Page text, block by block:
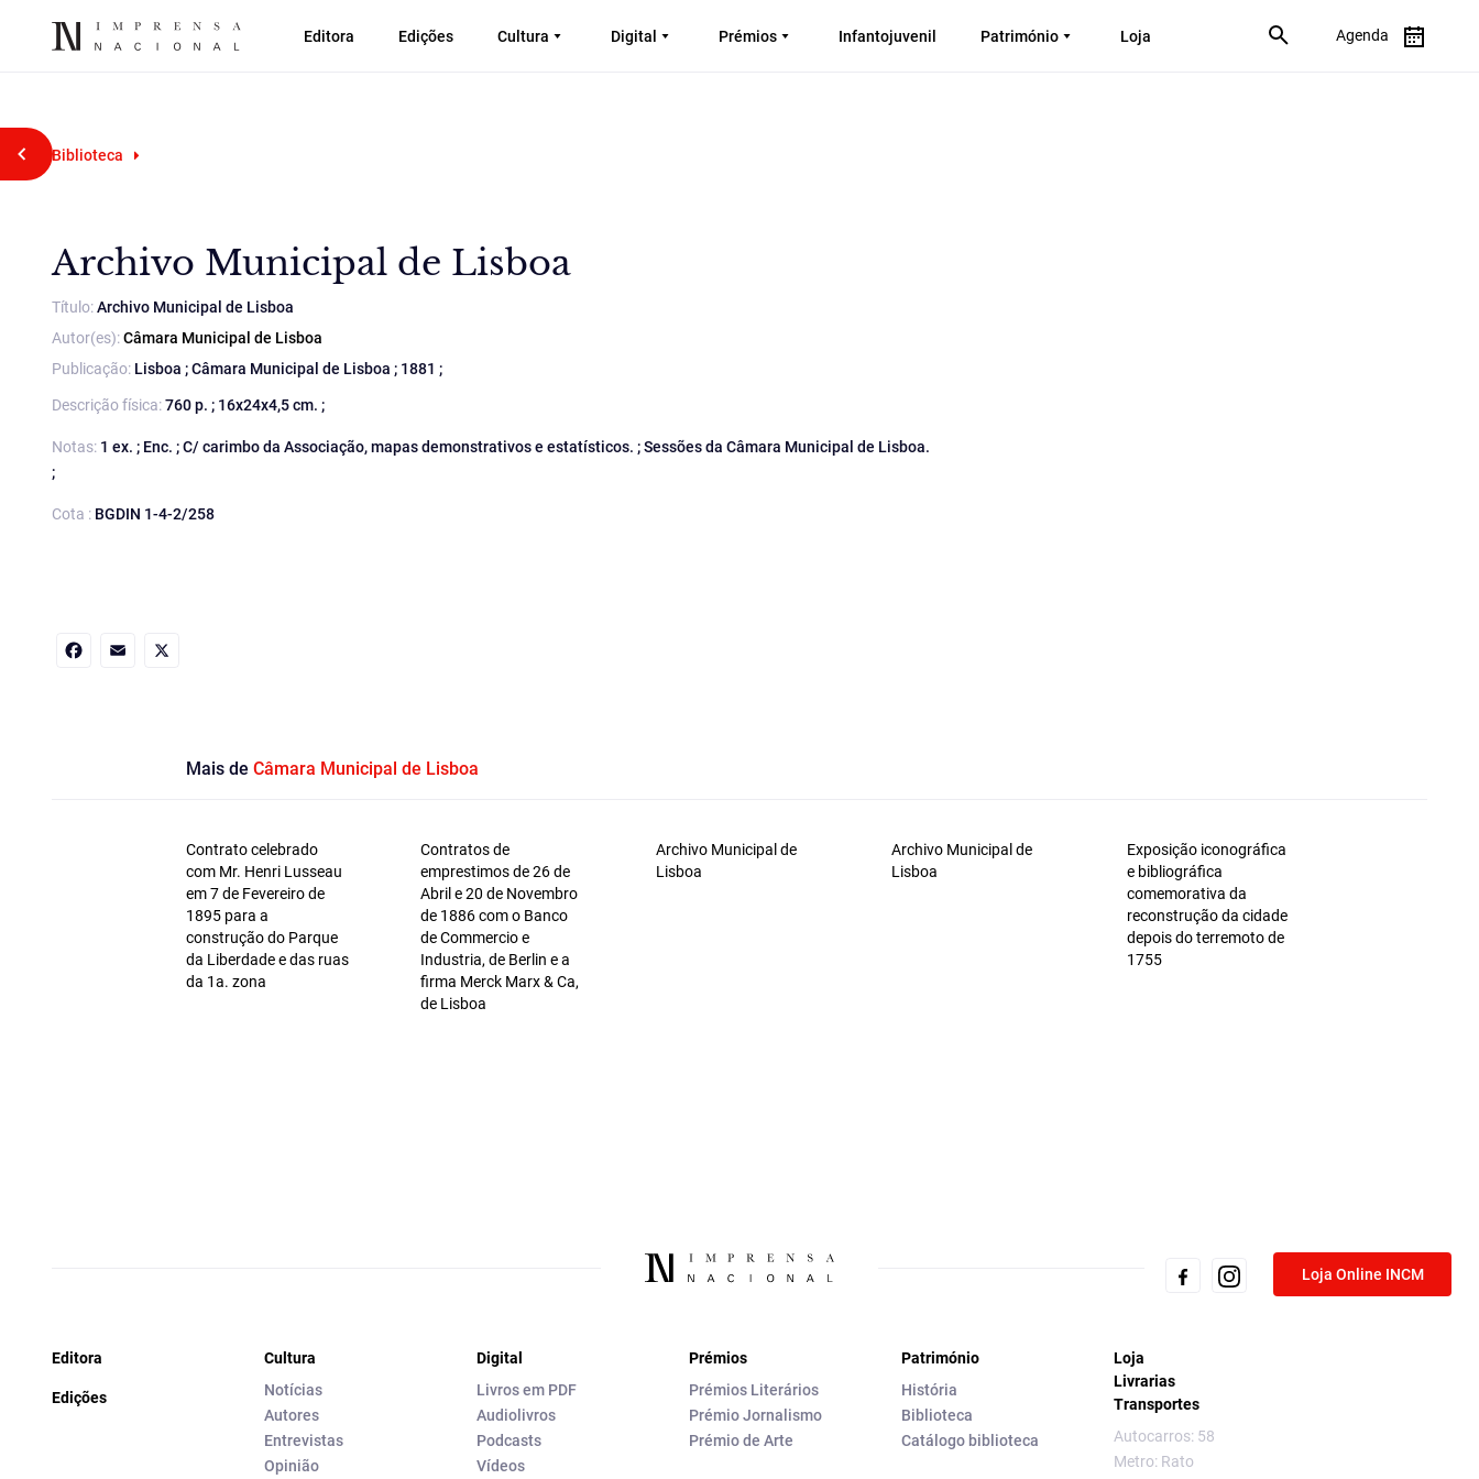
Editora Edições Cultura Digital Prémios Infantojuvenil Património Loja Agenda
Voltar atrás
Biblioteca
Archivo Municipal de Lisboa
Título:Archivo Municipal de Lisboa
Autor(es):Câmara Municipal de Lisboa
Publicação: Lisboa ; Câmara Municipal de Lisboa ; 1881 ;
Descrição física:760 p. ; 16x24x4,5 cm. ;
Notas: 1 ex. ; Enc. ; C/ carimbo da Associação, mapas demonstrativos e estatísticos. ; Sessões da Câmara Municipal de Lisboa.
;
Cota : BGDIN 1-4-2/258
Mais de Câmara Municipal de Lisboa
Contrato celebrado
com Mr. Henri Lusseau
em 7 de Fevereiro de
1895 para a
construção do Parque
da Liberdade e das ruas
da 1a. zona
Contratos de
emprestimos de 26 de
Abril e 20 de Novembro
de 1886 com o Banco
de Commercio e
Industria, de Berlin e a
firma Merck Marx & Ca,
de Lisboa
Archivo Municipal de
Lisboa
Archivo Municipal de
Lisboa
Exposição iconográfica
e bibliográfica
comemorativa da
reconstrução da cidade
depois do terremoto de
1755
Loja Online INCM
Editora
Edições
Cultura
Notícias
Autores
Entrevistas
Opinião
Digital
Livros em PDF
Audiolivros
Podcasts
Vídeos
Prémios
Prémios Literários
Prémio Jornalismo
Prémio de Arte
Património
História
Biblioteca
Catálogo biblioteca
Loja
Livrarias
Transportes
Autocarros: 58
Metro: Rato